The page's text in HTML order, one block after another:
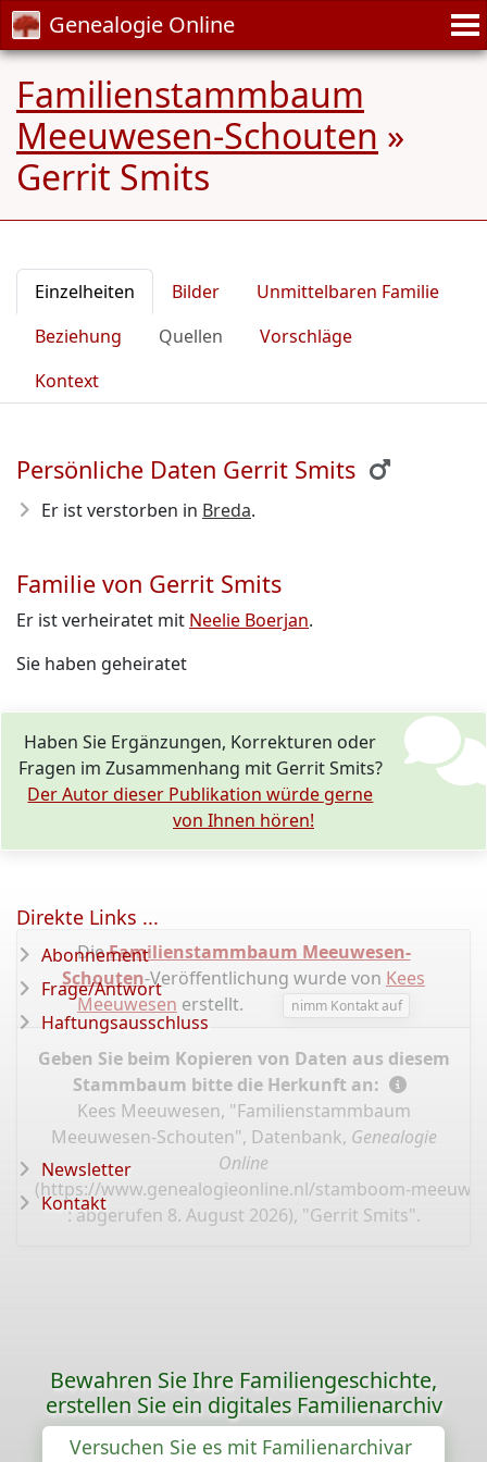
Genealogie Online
Familienstammbaum
Meeuwesen-Schouten »
Gerrit Smits
Einzelheiten Bilder
Unmittelbaren Familie
Beziehung
Quellen
Vorschläge
Kontext
Persönliche Daten Gerrit Smits
Er ist verstorben in Breda.
Familie von Gerrit Smits
Er ist verheiratet mit Neelie Boerjan.
Sie haben geheiratet
Haben Sie Ergänzungen, Korrekturen oder
Fragen im Zusammenhang mit Gerrit Smits?
Der Autor dieser Publikation würde gerne
von Ihnen hören!
DieFamilienstammbaum Meeuwesen-
Schouten-Veröffentlichung wurde von Kees
Meeuwesen erstellt. nimm Kontakt auf
Geben Sie beim Kopieren von Daten aus diesem
Stammbaum bitte die Herkunft an:
Kees Meeuwesen, "Familienstammbaum
Meeuwesen-Schouten", Datenbank, Genealogie
Online
(https://www.genealogieonline.nl/stamboom-
: abgerufen 8. August 2026), "Gerrit Smits".
Direkte Links ...
Abonnement
Frage/Antwort
Haftungsausschluss
Newsletter
Kontakt
Bewahren Sie Ihre Familiengeschichte,
erstellen Sie ein digitales Familienarchiv
Versuchen Sie es mit Familienarchivar